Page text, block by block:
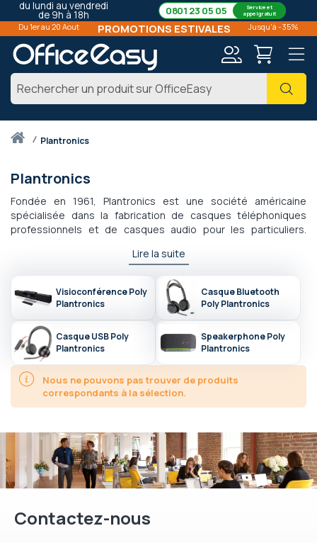
du lundi au vendredi
de 9h à 18h 0801 23 05 05 Service et
appel gratuit
Du 1er au 20 Aout PROMOTIONS ESTIVALES Jusqu'à -35%
Accueilplantronics
Plantronics
Fondée en 1961, Plantronics est une société américaine
spécialisée dans la fabrication de casques téléphoniques
professionnels et de casques audio pour les particuliers.
Toujours à la pointe de la technologie, Plantronics offre des
solutions mains libres fiables et performantes. Le Plantronics
tout comme la Voyager Pro pour la partie oreillette et
l'EncorePro pour la gamme filaire idéale pour les centres
d'appels. OfficeEasy est certifié Partenaire Premium de
Plantronics. A la suite du rachat de Polycom en 2018,
Plantronics dévoile sa nouvelle identité : Poly qu’elle définit
comme« société technologique centrée sur la communication et
la collaboration au service de l’humain, afin de rendre les
interactions audio et vidéo aussi pures et riches qu’elles le sont
dans la réalité ».
Lire la suite
Visioconférence Poly
Plantronics
Casque Bluetooth
Poly Plantronics
Casque USB Poly
Plantronics
Speakerphone Poly
Plantronics
Nous ne pouvons pas trouver de produits
correspondants à la sélection.
Contactez-nous